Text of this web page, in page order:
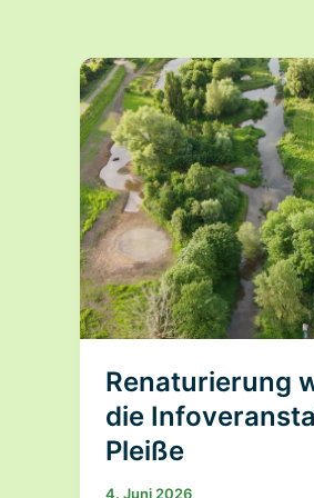
Renaturierung
die
Pleiße
4. Juni 2026